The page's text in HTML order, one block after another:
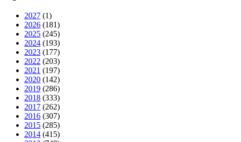
2027 (1)
2026 (181)
2025 (245)
2024 (193)
2023 (177)
2022 (203)
2021 (197)
2020 (142)
2019 (286)
2018 (333)
2017 (262)
2016 (307)
2015 (285)
2014 (415)